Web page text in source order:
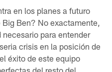
en los planes a futuro
Ben? No exactamente,
necesario para entender
crisis en la posición de
éxito de este equipo
del resto del